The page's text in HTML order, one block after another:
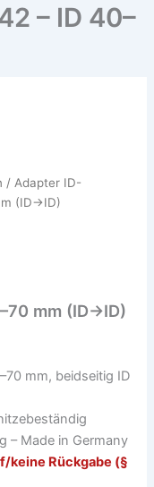
– ID 40–
/ Adapter ID-
(ID→ID)
mm (ID→ID)
mm, beidseitig ID
– Made in Germany
keine Rückgabe (§